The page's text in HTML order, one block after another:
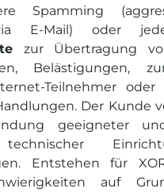
Spamming
E-Mail) oder
zur Übertragung
Belästigungen,
Teilnehmer oder
Der Kunde
geeigneter
Entstehen für
auf